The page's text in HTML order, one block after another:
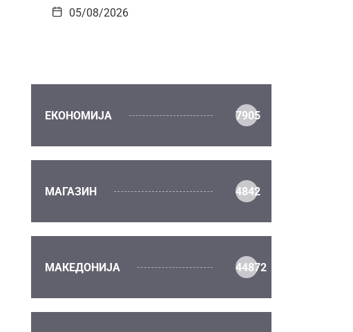
05/08/2026
ЕКОНОМИЈА 7905
МАГАЗИН 4842
МАКЕДОНИЈА 44872